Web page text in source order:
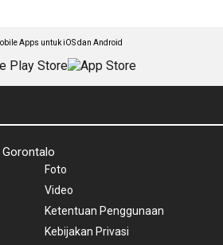
Apps untuk iOS dan Android
Gorontalo
Foto
Video
Ketentuan Penggunaan
Kebijakan Privasi